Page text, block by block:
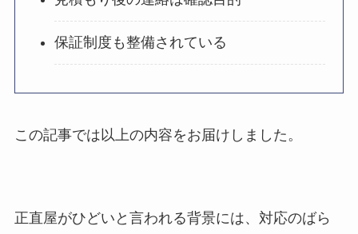
保証制度も整備されている
この記事では以上の内容をお届けしました。
正直屋がひどいと言われる背景には、対応のばら